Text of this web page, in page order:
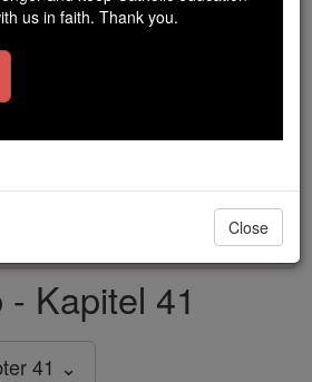
School, Prayer Candles, and
. Our founders, now in their 70's,
free for all. Stand with us
- Kapitel 41
41 ⌄
us in faith. Thank you.
Close